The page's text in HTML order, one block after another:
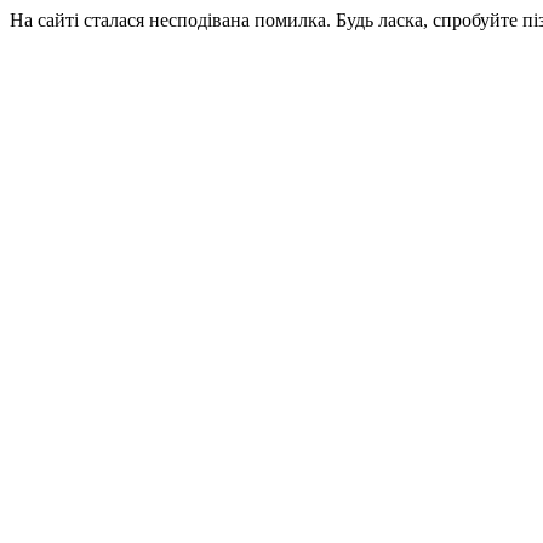
На сайті сталася несподівана помилка. Будь ласка, спробуйте